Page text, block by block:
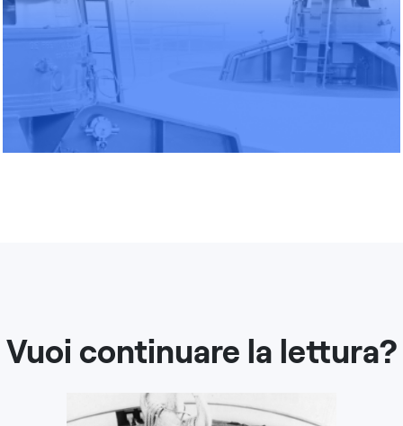
Vuoi continuare la lettura?